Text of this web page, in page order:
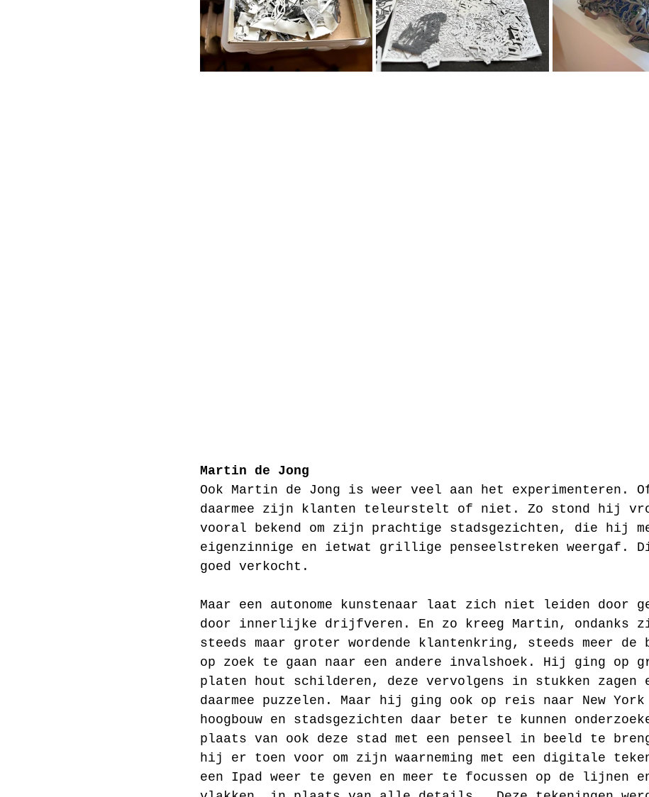
Martin de Jong
Ook Martin de Jong is weer veel aan het experimenteren.
daarmee zijn klanten teleurstelt of niet. Zo stond hij
vooral bekend om zijn prachtige stadsgezichten, die hij
eigenzinnige en ietwat grillige penseelstreken weergaf.
goed verkocht.
Maar een autonome kunstenaar laat zich niet leiden door
door innerlijke drijfveren. En zo kreeg Martin, ondanks
steeds maar groter wordende klantenkring, steeds meer de
op zoek te gaan naar een andere invalshoek. Hij ging op
platen hout schilderen, deze vervolgens in stukken zagen
daarmee puzzelen. Maar hij ging ook op reis naar New York
hoogbouw en stadsgezichten daar beter te kunnen
plaats van ook deze stad met een penseel in beeld te
hij er toen voor om zijn waarneming met een digitale
een Ipad weer te geven en meer te focussen op de lijnen